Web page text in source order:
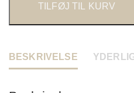
TILFØJ TIL KURV
BESKRIVELSE